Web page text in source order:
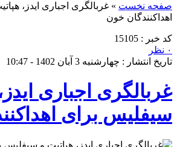
صفحه نخست » غربالگری اجباری ایدز،
اهداکنندگان خون
کد خبر : 15105
۰ نظر
تاریخ انتشار : چهارشنبه 3 آبان 1402 - 10:47
غربالگری اجباری
سیفلیس برای